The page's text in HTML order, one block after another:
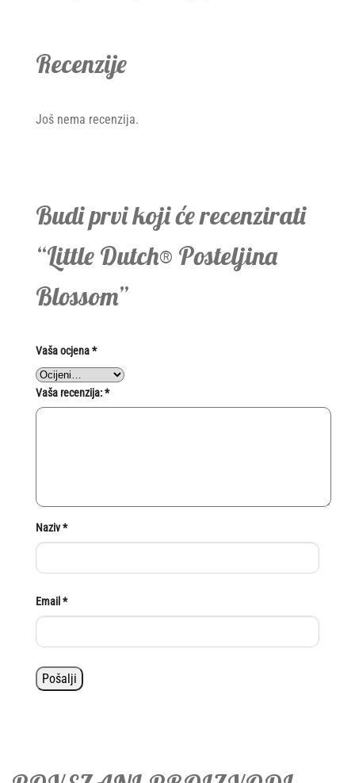
Recenzije
Još nema recenzija.
Budi prvi koji će recenzirati
“Little Dutch® Posteljina
Blossom”
Vaša ocjena*
Vaša recenzija:*
Naziv*
Email *